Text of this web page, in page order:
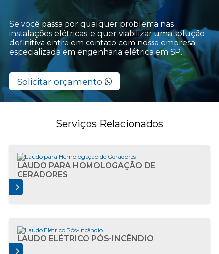
Se você passa por qualquer problema nas
instalações elétricas, e quer viabilizar uma solução
definitiva entre em contato com nossa empresa
especializada em engenharia elétrica em SP.
Solicitar orçamento
Serviços Relacionados
LAUDO PARA HOMOLOGAÇÃO DE
GERADORES
LAUDO ELÉTRICO PÓS-INCÊNDIO